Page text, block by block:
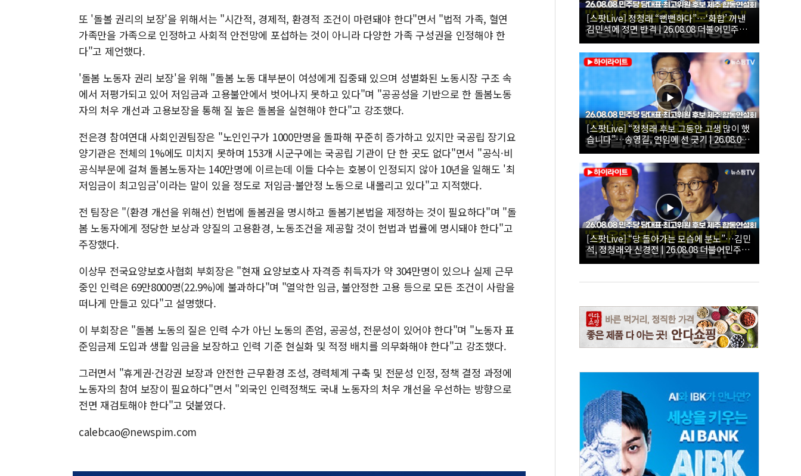
또 '돌볼 권리의 보장'을 위해서는 "시간적, 경제적, 환경적 조건이 마련돼야 한다"면서 "법적 가족, 혈연
가족만을 가족으로 인정하고 사회적 안전망에 포섭하는 것이 아니라 다양한 가족 구성권을 인정해야 한
다"고 제언했다.
'돌봄 노동자 권리 보장'을 위해 "돌봄 노동 대부분이 여성에게 집중돼 있으며 성별화된 노동시장 구조 속
에서 저평가되고 있어 저임금과 고용불안에서 벗어나지 못하고 있다"며 "공공성을 기반으로 한 돌봄노동
자의 처우 개선과 고용보장을 통해 질 높은 돌봄을 실현해야 한다"고 강조했다.
전은경 참여연대 사회인권팀장은 "노인인구가 1000만명을 돌파해 꾸준히 증가하고 있지만 국공립 장기요
양기관은 전체의 1%에도 미치지 못하며 153개 시군구에는 국공립 기관이 단 한 곳도 없다"면서 "공식·비
공식부문에 걸쳐 돌봄노동자는 140만명에 이르는데 이들 다수는 호봉이 인정되지 않아 10년을 일해도 '최
저임금이 최고임금'이라는 말이 있을 정도로 저임금·불안정 노동으로 내몰리고 있다"고 지적했다.
전 팀장은 "(환경 개선을 위해선) 헌법에 돌봄권을 명시하고 돌봄기본법을 제정하는 것이 필요하다"며 "돌
봄 노동자에게 정당한 보상과 양질의 고용환경, 노동조건을 제공할 것이 헌법과 법률에 명시돼야 한다"고
주장했다.
이상무 전국요양보호사협회 부회장은 "현재 요양보호사 자격증 취득자가 약 304만명이 있으나 실제 근무
중인 인력은 69만8000명(22.9%)에 불과하다"며 "열악한 임금, 불안정한 고용 등으로 모든 조건이 사람을
떠나게 만들고 있다"고 설명했다.
이 부회장은 "돌봄 노동의 질은 인력 수가 아닌 노동의 존엄, 공공성, 전문성이 있어야 한다"며 "노동자 표
준임금제 도입과 생활 임금을 보장하고 인력 기준 현실화 및 적정 배치를 의무화해야 한다"고 강조했다.
그러면서 "휴게권·건강권 보장과 안전한 근무환경 조성, 경력체계 구축 및 전문성 인정, 정책 결정 과정에
노동자의 참여 보장이 필요하다"면서 "외국인 인력정책도 국내 노동자의 처우 개선을 우선하는 방향으로
전면 재검토해야 한다"고 덧붙였다.
calebcao@newspim.com
[스팟Live] 정청래 “뻔뻔하다”…‘화합’ 꺼낸
김민석에 정면 반격 | 26.08.08 더불어민주당
당대표·최고위원 후보 제주 합동연설회
[스팟Live] “정청래 후보 그동안 고생 많이 했
습니다”…송영길, 연임에 선 긋기 | 26.08.08
더불어민주당 당대표·최고위원 후보 제주 합
동연설회
[스팟Live] “당 돌아가는 모습에 분노”…김민
석, 정청래와 신경전 | 26.08.08 더불어민주당
당대표·최고위원 후보 제주 합동연설회